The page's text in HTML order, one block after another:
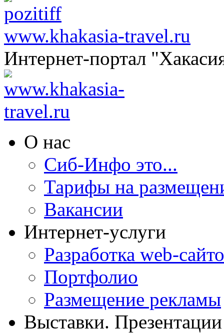
www.khakasia-travel.ru
Интернет-портал
О нас
Сиб-Инфо это...
Тарифы на
Вакансии
Интернет-услуги
Разработка web-
Портфолио
Размещение рекламы
Выставки. Презентации